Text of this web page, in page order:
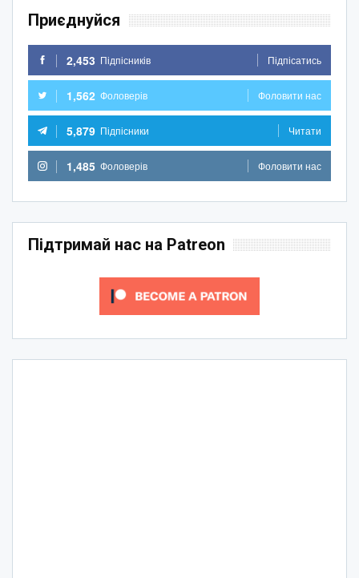
Приєднуйся
2,453 Підпісників Підпісатись
1,562 Фоловерів Фоловити нас
5,879 Підпісники Читати
1,485 Фоловерів Фоловити нас
Підтримай нас на Patreon